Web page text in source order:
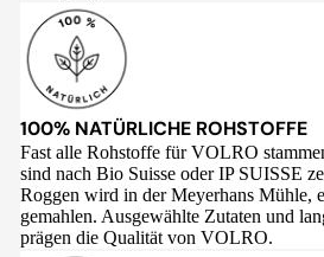
100% NATÜRLICHE ROHSTOFFE
Fast alle Rohstoffe für VOLRO
sind nach Bio Suisse oder IP SUISSE
Roggen wird in der Meyerhans Mühle,
gemahlen. Ausgewählte Zutaten und
prägen die Qualität von VOLRO.